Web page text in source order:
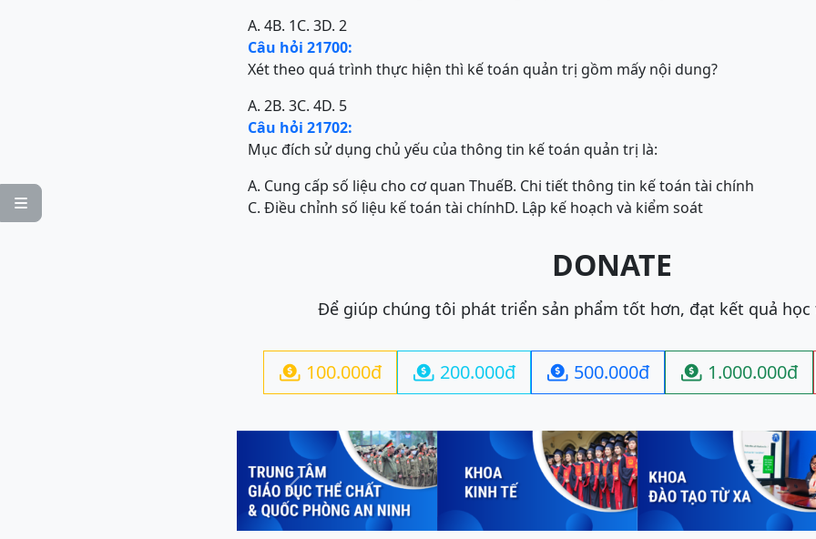

A. 4B. 1C. 3D. 2
Câu hỏi 21700:
Xét theo quá trình thực hiện thì kế toán quản trị gồm mấy nội dung?
A. 2B. 3C. 4D. 5
Câu hỏi 21702:
Mục đích sử dụng chủ yếu của thông tin kế toán quản trị là:
A. Cung cấp số liệu cho cơ quan ThuếB. Chi tiết thông tin kế toán tài chính
C. Điều chỉnh số liệu kế toán tài chínhD. Lập kế hoạch và kiểm soát
DONATE
Để giúp chúng tôi phát triển sản phẩm tốt hơn, đạt kết quả học
 100.000đ  200.000đ  500.000đ  1.000.000đ
Previous